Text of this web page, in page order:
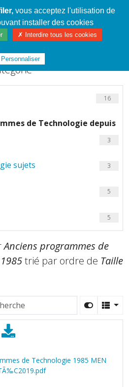
fichiers
16
de Technologie depuis
3
sujets 3
5
5
Anciens programmes de
trié par ordre de Taille
de Technologie 1985 MEN
vous acceptez l'utilisation de
installer des cookies
✗ Interdire tous les cookies
Personnaliser